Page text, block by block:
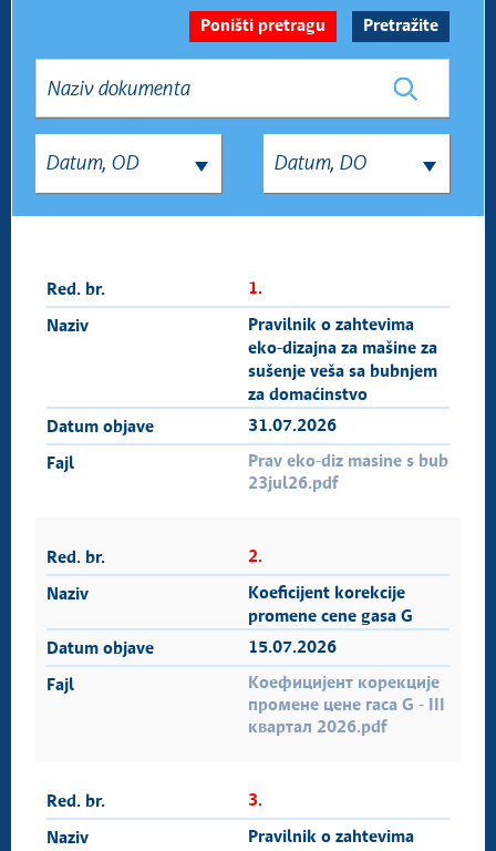
Uputstva/Procedure
1.
Pravilnik o zahtevima
eko-dizajna za mašine za
sušenje veša sa bubnjem
za domaćinstvo
31.07.2026
Prav eko-diz masine s bub
23jul26.pdf
2.
Koeficijent korekcije
promene cene gasa G
15.07.2026
Коефицијент корекције
промене цене гаса G - III
квартал 2026.pdf
3.
Pravilnik o zahtevima